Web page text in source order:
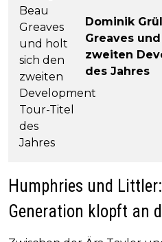
Dominik
Greaves
zweiten
des Jahres
Humphries und
Generation klopft an